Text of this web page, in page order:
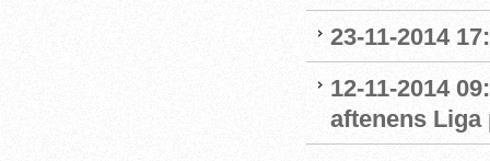
23-11-2014
12-11-2014
aftenens Liga